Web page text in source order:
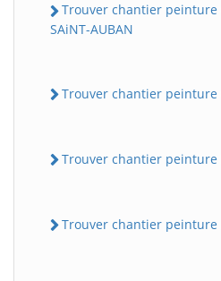
Trouver chantier peinture
SAiNT-AUBAN
Trouver chantier peinture
Trouver chantier peinture
Trouver chantier peinture